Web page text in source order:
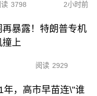
3798 2小时前
再暴露！特朗普专机
撞上
阅读 2929
年，高市早苗连\"谁